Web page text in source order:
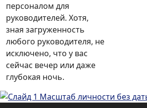
персоналом для
руководителей. Хотя,
зная загруженность
любого руководителя, не
исключено, что у вас
сейчас вечер или даже
глубокая ночь.